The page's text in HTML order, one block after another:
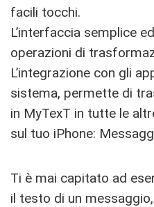
facili tocchi.
L’interfaccia semplice
operazioni di
L’integrazione con gli
sistema, permette di
in MyTexT in tutte le
sul tuo iPhone:
Ti è mai capitato ad
il testo di un